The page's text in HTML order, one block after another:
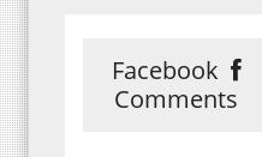
Facebook
Comments